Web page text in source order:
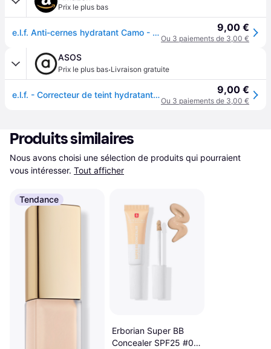
Prix le plus bas
e.l.f. Anti-cernes hydratant Camo - Correcteur de teint - Teinte Deep Chestnut 9,00 €
Ou 3 paiements de 3,00 €
ASOS
Prix le plus bas·Livraison gratuite
e.l.f. - Correcteur de teint hydratant-Multicolore 9,00 €
Ou 3 paiements de 3,00 €
Produits similaires
Nous avons choisi une sélection de produits qui pourraient
vous intéresser. Tout afficher
Tendance
Erborian Super BB
Concealer SPF25 #02